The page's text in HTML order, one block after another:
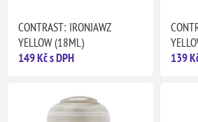
CONTRAST: IRONJAWZ
YELLOW (18ML)
149 Kč s DPH
139